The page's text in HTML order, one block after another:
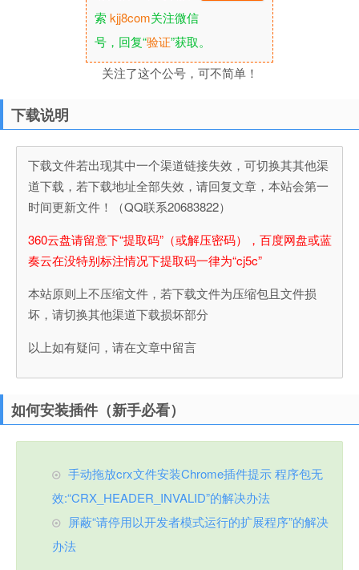
索kjj8com关注微信
号，回复“验证”获取。
关注了这个公号，可不简单！
下载说明
下载文件若出现其中一个渠道链接失效，可切换其其他渠
道下载，若下载地址全部失效，请回复文章，本站会第一
时间更新文件！（QQ联系20683822）
360云盘请留意下“提取码”（或解压密码），百度网盘或蓝
奏云在没特别标注情况下提取码一律为“cj5c”
本站原则上不压缩文件，若下载文件为压缩包且文件损
坏，请切换其他渠道下载损坏部分
以上如有疑问，请在文章中留言
如何安装插件（新手必看）
手动拖放crx文件安装Chrome插件提示 程序包无
效:“CRX_HEADER_INVALID”的解决办法
屏蔽“请停用以开发者模式运行的扩展程序”的解决
办法